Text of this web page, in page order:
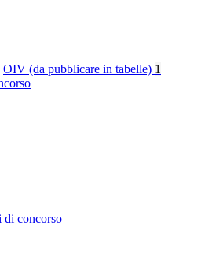
OIV (da pubblicare in tabelle) 1
di concorso